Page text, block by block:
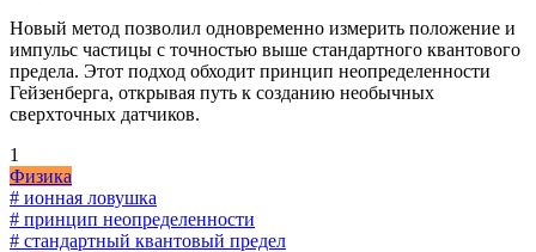
Новый метод позволил одновременно измерить положение и
импульс частицы с точностью выше стандартного квантового
предела. Этот подход обходит принцип неопределенности
Гейзенберга, открывая путь к созданию необычных
сверхточных датчиков.
1
Физика
# ионная ловушка
# принцип неопределенности
# стандартный квантовый предел